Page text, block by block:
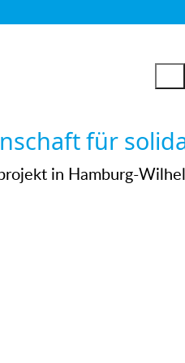
für
in Hamburg-